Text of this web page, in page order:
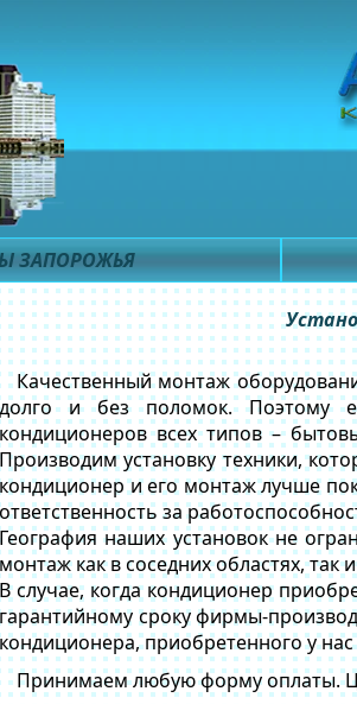
ЗАПОРОЖЬЯ
Качественный монтаж
долго и без поломок. Поэтому
кондиционеров всех типов –
Производим установку техники,
кондиционер и его монтаж лучше
ответственность за
География наших установок не
монтаж как в соседних областях, так
В случае, когда кондиционер
гарантийному сроку фирмы-
кондиционера, приобретенного у нас
Принимаем любую форму оплаты.